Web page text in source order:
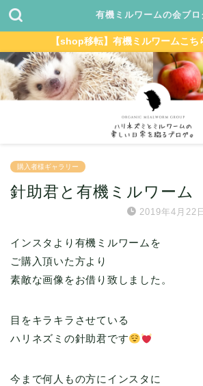
有機ミルワームの会ブロ
【shop移転】有機ミルワームこち
購入者様ギャラリー
針助君と有機ミルワーム
2019年4月22日
インスタより有機ミルワームを
ご購入頂いた方より
素敵な画像をお借り致しました。
目をキラキラさせている
ハリネズミの針助君です
今まで何人もの方にインスタに